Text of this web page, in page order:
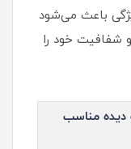
باعث می‌شود
شفافیت خود را
مناسب